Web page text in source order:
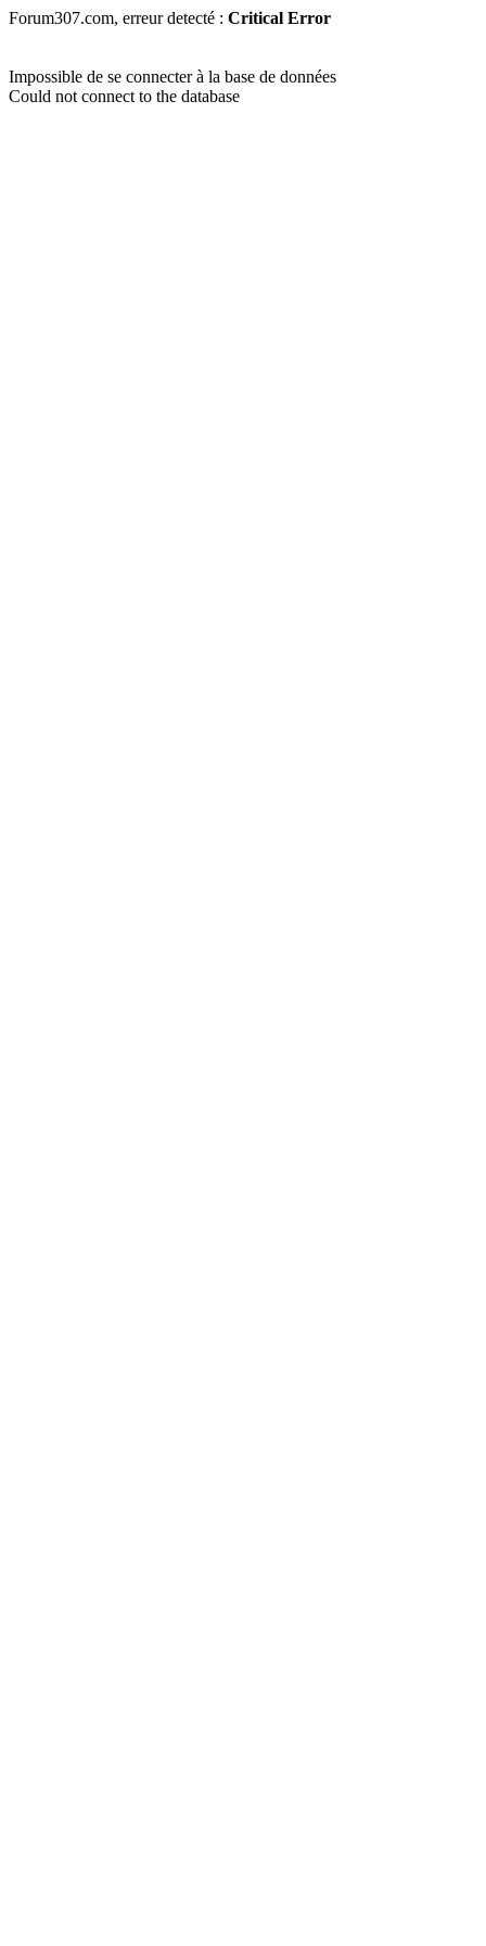
Forum307.com, erreur detecté : Critical Error
Impossible de se connecter à la base de données
Could not connect to the database